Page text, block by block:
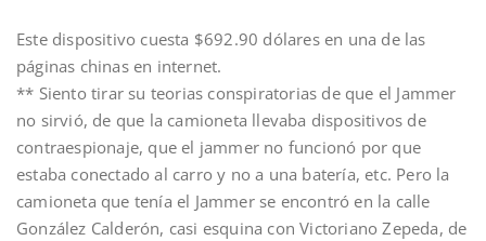
Este dispositivo cuesta $692.90 dólares en una de las
páginas chinas en internet.
** Siento tirar su teorias conspiratorias de que el Jammer
no sirvió, de que la camioneta llevaba dispositivos de
contraespionaje, que el jammer no funcionó por que
estaba conectado al carro y no a una batería, etc. Pero la
camioneta que tenía el Jammer se encontró en la calle
González Calderón, casi esquina con Victoriano Zepeda, de